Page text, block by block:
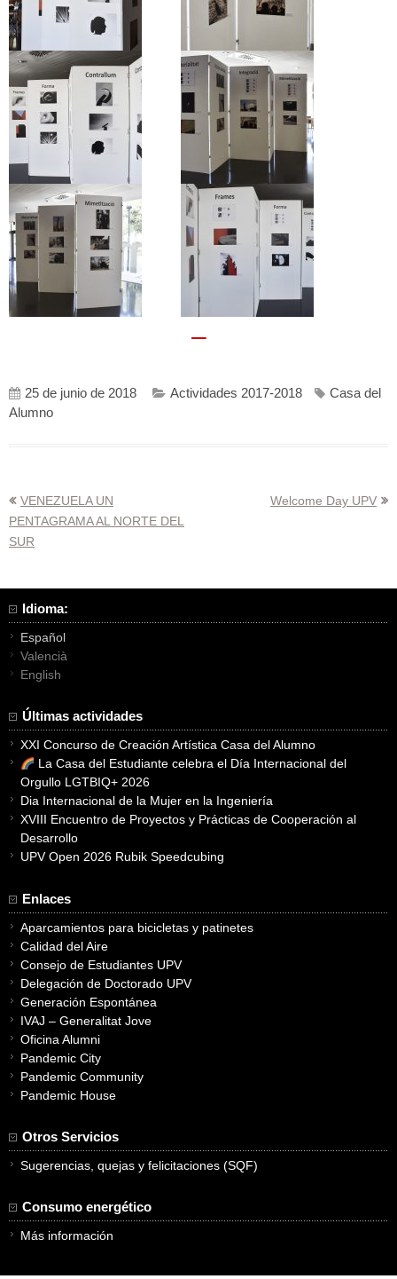
–
25 de junio de 2018 Actividades 2017-2018
Casa del
Alumno
Navegación
de
VENEZUELA UN
PENTAGRAMA AL NORTE DEL
SUR
Welcome Day UPV
Idioma:
Español
Valencià
English
Últimas actividades
XXI Concurso de Creación Artística Casa del Alumno
La Casa del Estudiante celebra el Día Internacional del
Orgullo LGTBIQ+ 2026
Dia Internacional de la Mujer en la Ingeniería
XVIII Encuentro de Proyectos y Prácticas de Cooperación al
Desarrollo
UPV Open 2026 Rubik Speedcubing
Enlaces
Aparcamientos para bicicletas y patinetes
Calidad del Aire
Consejo de Estudiantes UPV
Delegación de Doctorado UPV
Generación Espontánea
IVAJ – Generalitat Jove
Oficina Alumni
Pandemic City
Pandemic Community
Pandemic House
Otros Servicios
Sugerencias, quejas y felicitaciones (SQF)
Consumo energético
Más información